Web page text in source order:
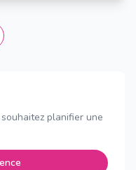
planifier une